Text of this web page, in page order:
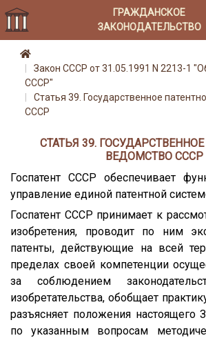
ГРАЖДАНСКОЕ
ЗАКОНОДАТЕЛЬСТВО
Закон СССР от 31.05.1991 N 2213-1
СССР"
Статья 39. Государственное
СССР
СТАТЬЯ 39.
ВЕДОМСТВО СССР
Госпатент СССР обеспечивает
управление единой патентной
Госпатент СССР принимает к
изобретения, проводит по ним
патенты, действующие на всей
пределах своей компетенции
за соблюдением
изобретательства, обобщает
разъясняет положения настоящего
по указанным вопросам